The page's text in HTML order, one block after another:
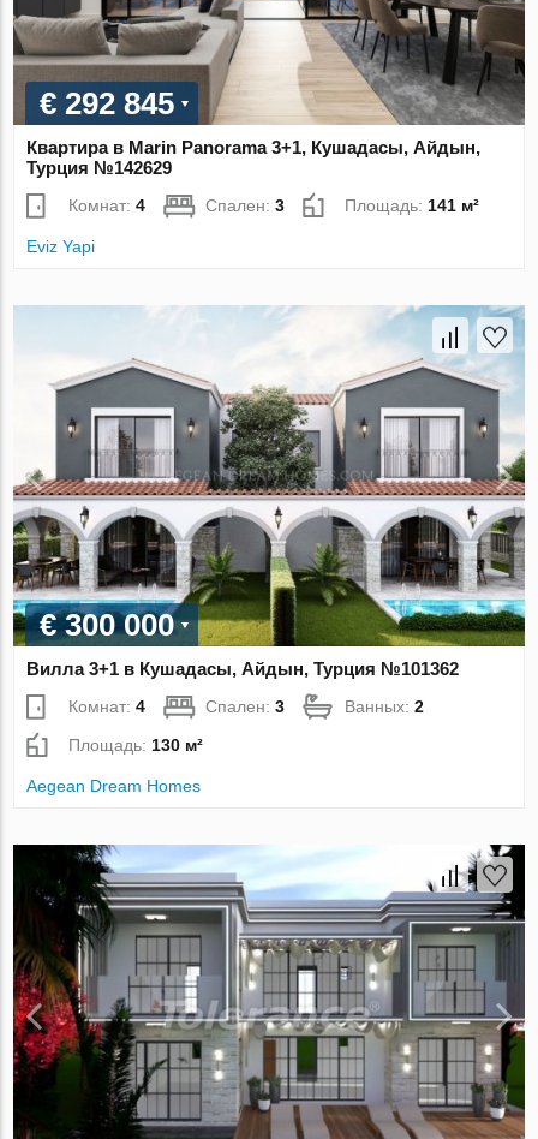
€ 292 845
Квартира в Marin Panorama 3+1, Кушадасы, Айдын,
Турция №142629
Комнат:4 Спален:3 Площадь:141 м²
Eviz Yapi
€ 300 000
Вилла 3+1 в Кушадасы, Айдын, Турция №101362
Комнат:4 Спален:3 Ванных:2
Площадь: 130 м²
Aegean Dream Homes